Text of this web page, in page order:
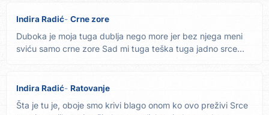
Indira Radić Crne zore
Duboka je moja tuga dublja nego more jer bez njega meni
sviću samo crne zore Sad mi tuga teška tuga jadno srce
Indira Radić Ratovanje
Šta je tu je, oboje smo krivi blago onom ko ovo preživi Srce